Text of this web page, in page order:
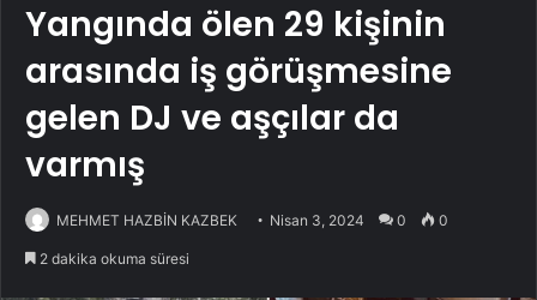
Yangında ölen 29 kişinin
arasında iş görüşmesine
gelen DJ ve aşçılar da
varmış
MEHMET HAZBİN KAZBEK Nisan 3, 2024 0 0
2 dakika okuma süresi